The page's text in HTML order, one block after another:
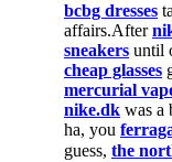
bcbg dresses
affairs.After
sneakers until
cheap glasses
mercurial
nike.dk was a
ha, you
guess, the